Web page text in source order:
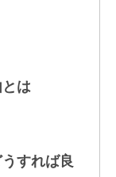
は
すれば良